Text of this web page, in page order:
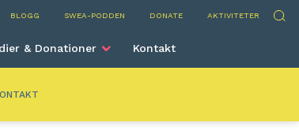
BLOGG SWEA-PODDEN DONATE AKTIVITETER Sök
& Donationer Kontakt